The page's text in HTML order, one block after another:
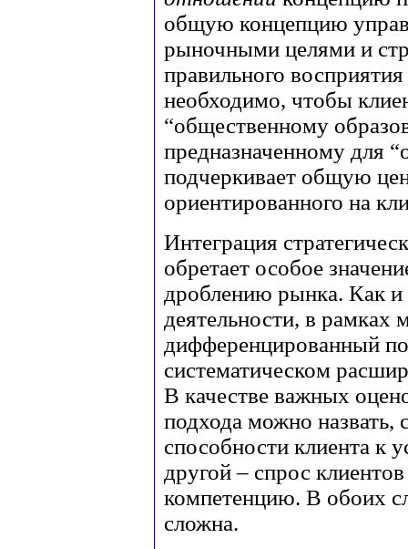
общую концепцию
рыночными целями и
правильного
необходимо, чтобы
“общественному
предназначенному для
подчеркивает общую
ориентированного на
Интеграция
обретает особое
дроблению рынка. Как
деятельности, в рамках
дифференцированный
систематическом
В качестве важных
подхода можно назвать,
способности клиента к
другой – спрос
компетенцию. В обоих
сложна.